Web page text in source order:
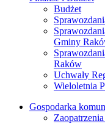
Budżet
Gminy
Raków
Uchwały
Wieloletnia
Gospodarka